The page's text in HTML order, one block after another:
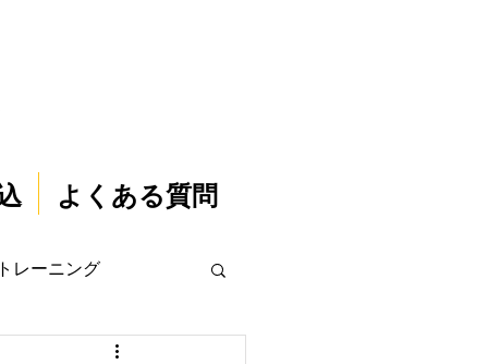
よくある質問
レーニング